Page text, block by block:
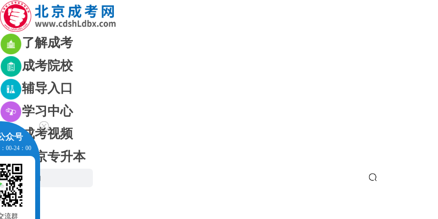
了解成考
成考院校
辅导入口
学习中心
成考视频
北京专升本
网站首页
成考资讯
成考政策
众号
00-24：00